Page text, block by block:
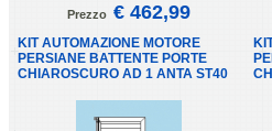
Prezzo € 462,99
KIT AUTOMAZIONE MOTORE
PERSIANE BATTENTE PORTE
CHIAROSCURO AD 1 ANTA ST40